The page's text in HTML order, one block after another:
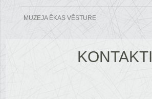
MUZEJA ĒKAS VĒSTURE
KONTAKTI